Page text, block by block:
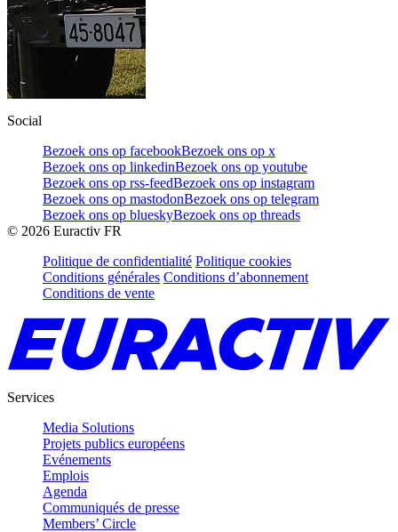
Social
Bezoek ons op facebookBezoek ons op x
Bezoek ons op linkedinBezoek ons op youtube
Bezoek ons op rss-feedBezoek ons op instagram
Bezoek ons op mastodonBezoek ons op telegram
Bezoek ons op blueskyBezoek ons op threads
© 2026 Euractiv FR
Politique de confidentialité Politique cookies
Conditions générales Conditions d’abonnement
Conditions de vente
Services
Media Solutions
Projets publics européens
Evénements
Emplois
Agenda
Communiqués de presse
Members’ Circle